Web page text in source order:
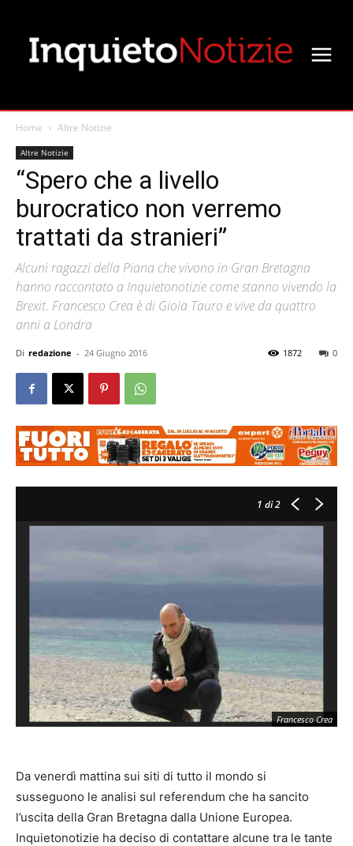
Home Altre Notizie
Altre Notizie
“Spero che a livello
burocratico non verremo
trattati da stranieri”
Alcuni ragazzi della Piana che vivono in Gran Bretagna
hanno raccontato a Inquietonotizie come stanno vivendo la
Brexit. Francesco Crea è di Gioia Tauro e vive da quattro
anni a Londra
Di redazione - 24 Giugno 2016 0
1872
1 di 2
Francesco Crea
Da venerdì mattina sui siti di tutto il mondo si
susseguono le analisi sul referendum che ha sancito
l’uscita della Gran Bretagna dalla Unione Europea.
Inquietonotizie ha deciso di contattare alcune tra le tante